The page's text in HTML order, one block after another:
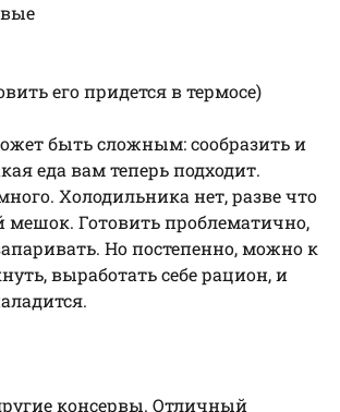
его придется в термосе)
быть сложным: сообразить и
еда вам теперь подходит.
Холодильника нет, разве что
Готовить проблематично,
Но постепенно, можно к
выработать себе рацион, и
консервы. Отличный